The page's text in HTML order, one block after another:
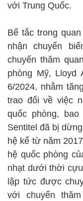
với Trung Quốc.
Bế tắc trong
nhận chuyển
chuyến thăm
phòng Mỹ, Lloyd
6/2024, nhằm
trao đổi về việc
quốc phòng,
Sentitel đã bị
hệ kể từ năm
hệ quốc phòng
nhạt dưới thời
lập tức được
với chuyến